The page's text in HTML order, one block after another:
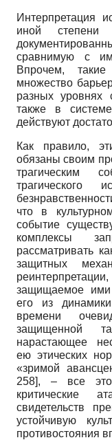
Интерпретация
иной
сравнимую с
Впрочем,
множест­во
разных уровнях
также в
действуют
Как правило,
обязаны своим
трагическим
трагического
что в
событие
комплексы
рассматривать
защитных
защищаемое ими
его из
времени
защищенной
нарастающее
ею этических
«зримой
258], – все это
критические
свидетельств
устойчивую
противостояния